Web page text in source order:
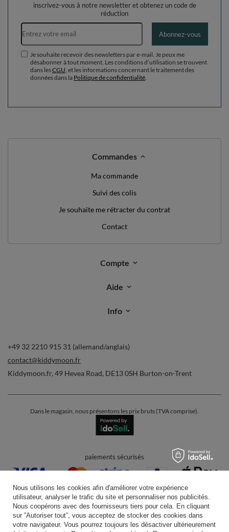
inscrivez-vous à notre newsletter et obtenez un code de
réduction
Adresse e-mail
Abonnez-vous
Je souhaite recevoir des newsletters par e-mail. Je peux me
désabonner à tout moment. Les conditions d’utilisation se trouvent
dans lesCGU , et les informations concernant le traitement des
données dans la Politique de confidentialité
Commandes
Ma commande
Suivi des colis
Je souhaite me rétracter du contrat
Contact
Compte
Aide
Info
+49 32 2210 915 31 (allemand/anglais)
contact@kiddymoon.fr
Kiddymoon.fr, 49 Hevea Road, DE13 0SH Burton-on-Trent
Dans le magasin, nous présentons les prix bruts (TVA comprise).
paiements sécurisés
livraison pratique
Nous utilisons les cookies afin d'améliorer votre expérience
utilisateur, analyser le trafic du site et personnaliser nos publicités.
Nous coopérons avec des fournisseurs tiers pour cela. En cliquant
sur ”Autoriser tout”, vous acceptez de stocker des cookies dans
votre navigateur. Vous pourrez toujours les désactiver ultérieurement